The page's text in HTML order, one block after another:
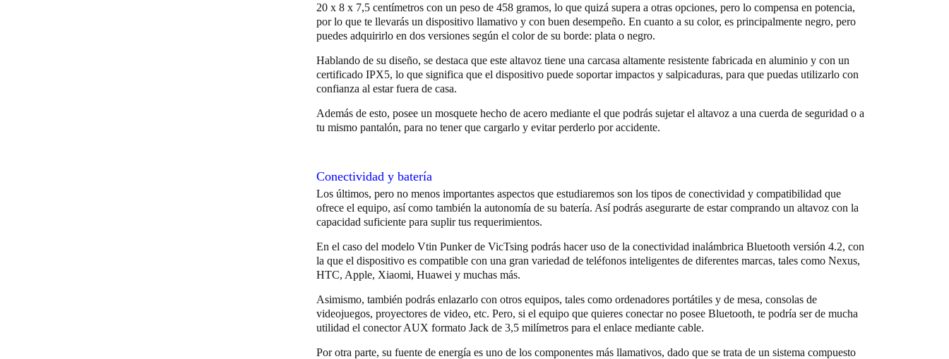
20 x 8 x 7,5 centímetros con un peso de 458 gramos, lo que quizá supera a otras opciones, pero lo compensa en potencia,
por lo que te llevarás un dispositivo llamativo y con buen desempeño. En cuanto a su color, es principalmente negro, pero
puedes adquirirlo en dos versiones según el color de su borde: plata o negro.
Hablando de su diseño, se destaca que este altavoz tiene una carcasa altamente resistente fabricada en aluminio y con un
certificado IPX5, lo que significa que el dispositivo puede soportar impactos y salpicaduras, para que puedas utilizarlo con
confianza al estar fuera de casa.
Además de esto, posee un mosquete hecho de acero mediante el que podrás sujetar el altavoz a una cuerda de seguridad o a
tu mismo pantalón, para no tener que cargarlo y evitar perderlo por accidente.
Conectividad y batería
Los últimos, pero no menos importantes aspectos que estudiaremos son los tipos de conectividad y compatibilidad que
ofrece el equipo, así como también la autonomía de su batería. Así podrás asegurarte de estar comprando un altavoz con la
capacidad suficiente para suplir tus requerimientos.
En el caso del modelo Vtin Punker de VicTsing podrás hacer uso de la conectividad inalámbrica Bluetooth versión 4.2, con
la que el dispositivo es compatible con una gran variedad de teléfonos inteligentes de diferentes marcas, tales como Nexus,
HTC, Apple, Xiaomi, Huawei y muchas más.
Asimismo, también podrás enlazarlo con otros equipos, tales como ordenadores portátiles y de mesa, consolas de
videojuegos, proyectores de video, etc. Pero, si el equipo que quieres conectar no posee Bluetooth, te podría ser de mucha
utilidad el conector AUX formato Jack de 3,5 milímetros para el enlace mediante cable.
Por otra parte, su fuente de energía es uno de los componentes más llamativos, dado que se trata de un sistema compuesto